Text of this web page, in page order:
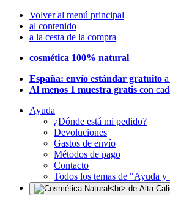
Volver al menú principal
al contenido
a la cesta de la compra
cosmética 100% natural
España: envío estándar gratuito
Al menos 1 muestra gratis con
Ayuda
¿Dónde está mi pedido?
Devoluciones
Gastos de envío
Métodos de pago
Contacto
Todos los temas de "Ayuda y